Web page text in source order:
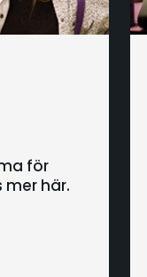
för
mer här.